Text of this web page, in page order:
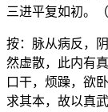
三进平复如初。
按：脉从病反，
然虚散，此内有
口干，烦躁，欲
求其本，故以真